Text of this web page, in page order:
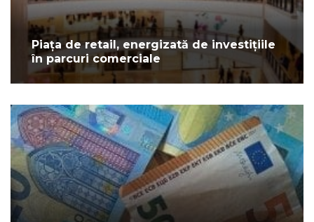
Piața de retail, energizată de investițiile
în parcuri comerciale